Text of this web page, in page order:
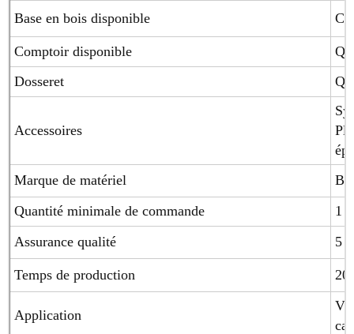
Base en bois disponible
Comptoir disponible
Dosseret
Accessoires
Marque de matériel
Quantité minimale de commande
1
Assurance qualité
5
Temps de production
Application